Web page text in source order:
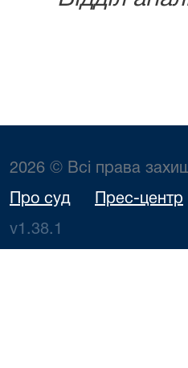
2026 © Всі права
Про суд Прес-центр
v1.38.1